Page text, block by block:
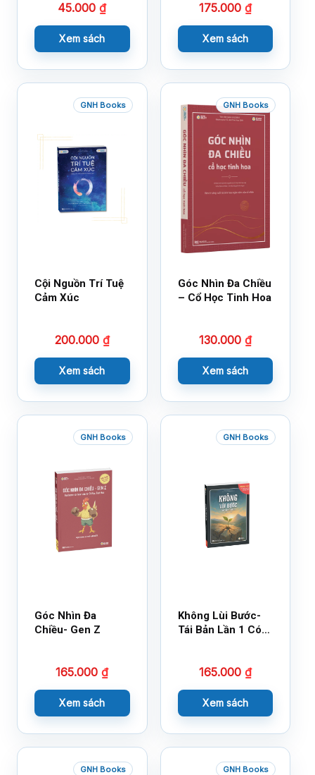
45.000₫
Xem sách
175.000 ₫
Xem sách
GNH Books
Cội Nguồn Trí Tuệ
Cảm Xúc
200.000 ₫
Xem sách
GNH Books
Góc Nhìn Đa Chiều
– Cổ Học Tinh Hoa
130.000 ₫
Xem sách
GNH Books
Góc Nhìn Đa
Chiều- Gen Z
165.000₫
Xem sách
GNH Books
Không Lùi Bước-
Tái Bản Lần 1 Có
165.000 ₫
Xem sách
GNH Books GNH Books